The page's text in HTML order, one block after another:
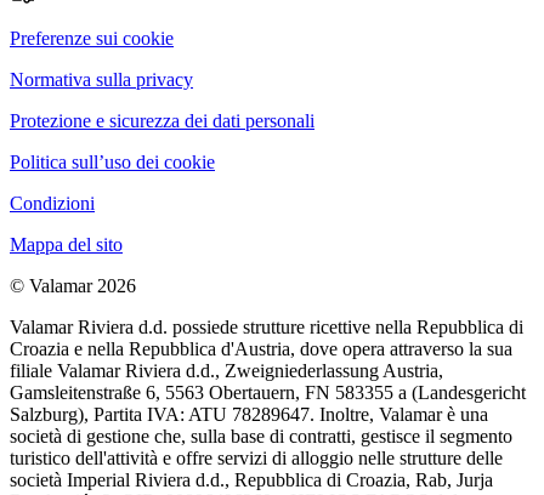
Preferenze sui cookie
Normativa sulla privacy
Protezione e sicurezza dei dati personali
Politica sull’uso dei cookie
Condizioni
Mappa del sito
© Valamar 2026
Valamar Riviera d.d. possiede strutture ricettive nella Repubblica di
Croazia e nella Repubblica d'Austria, dove opera attraverso la sua
filiale Valamar Riviera d.d., Zweigniederlassung Austria,
Gamsleitenstraße 6, 5563 Obertauern, FN 583355 a (Landesgericht
Salzburg), Partita IVA: ATU 78289647. Inoltre, Valamar è una
società di gestione che, sulla base di contratti, gestisce il segmento
turistico dell'attività e offre servizi di alloggio nelle strutture delle
società Imperial Riviera d.d., Repubblica di Croazia, Rab, Jurja